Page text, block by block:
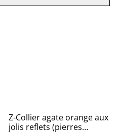
Z-Collier agate orange aux
jolis reflets (pierres